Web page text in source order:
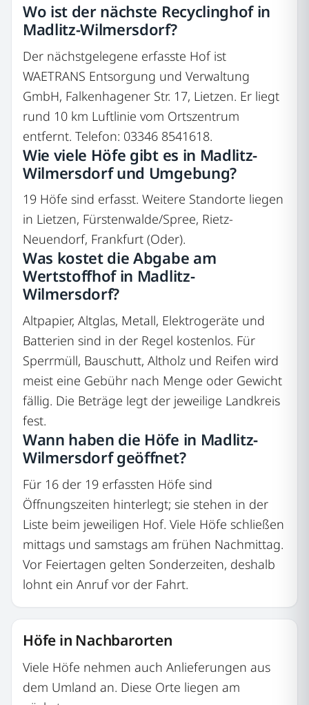
Wo ist der nächste Recyclinghof in
Madlitz-Wilmersdorf?
Der nächstgelegene erfasste Hof ist
WAETRANS Entsorgung und Verwaltung
GmbH, Falkenhagener Str. 17, Lietzen. Er liegt
rund 10 km Luftlinie vom Ortszentrum
entfernt. Telefon: 03346 8541618.
Wie viele Höfe gibt es in Madlitz-
Wilmersdorf und Umgebung?
19 Höfe sind erfasst. Weitere Standorte liegen
in Lietzen, Fürstenwalde/Spree, Rietz-
Neuendorf, Frankfurt (Oder).
Was kostet die Abgabe am
Wertstoffhof in Madlitz-
Wilmersdorf?
Altpapier, Altglas, Metall, Elektrogeräte und
Batterien sind in der Regel kostenlos. Für
Sperrmüll, Bauschutt, Altholz und Reifen wird
meist eine Gebühr nach Menge oder Gewicht
fällig. Die Beträge legt der jeweilige Landkreis
fest.
Wann haben die Höfe in Madlitz-
Wilmersdorf geöffnet?
Für 16 der 19 erfassten Höfe sind
Öffnungszeiten hinterlegt; sie stehen in der
Liste beim jeweiligen Hof. Viele Höfe schließen
mittags und samstags am frühen Nachmittag.
Vor Feiertagen gelten Sonderzeiten, deshalb
lohnt ein Anruf vor der Fahrt.
Höfe in Nachbarorten
Viele Höfe nehmen auch Anlieferungen aus
dem Umland an. Diese Orte liegen am